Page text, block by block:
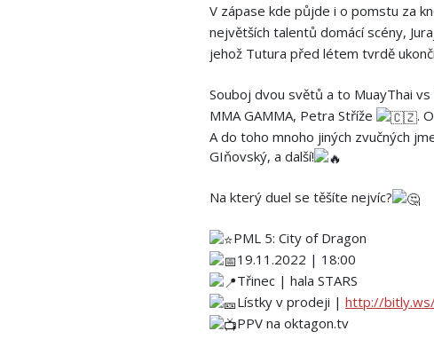
V zápase kde půjde i o pomstu za
největších talentů domácí scény,
jehož Tutura před létem tvrdě
Souboj dvou světů a to MuayThai
MMA GAMMA, Petra Stříže
.
A do toho mnoho jiných zvučných
GIňovský, a další!
Na který duel se těšíte nejvíc?
PML 5: City of Dragon
19.11.2022 | 18:00
Třinec | hala STARS
Lístky v prodeji | http://
PPV na oktagon.tv